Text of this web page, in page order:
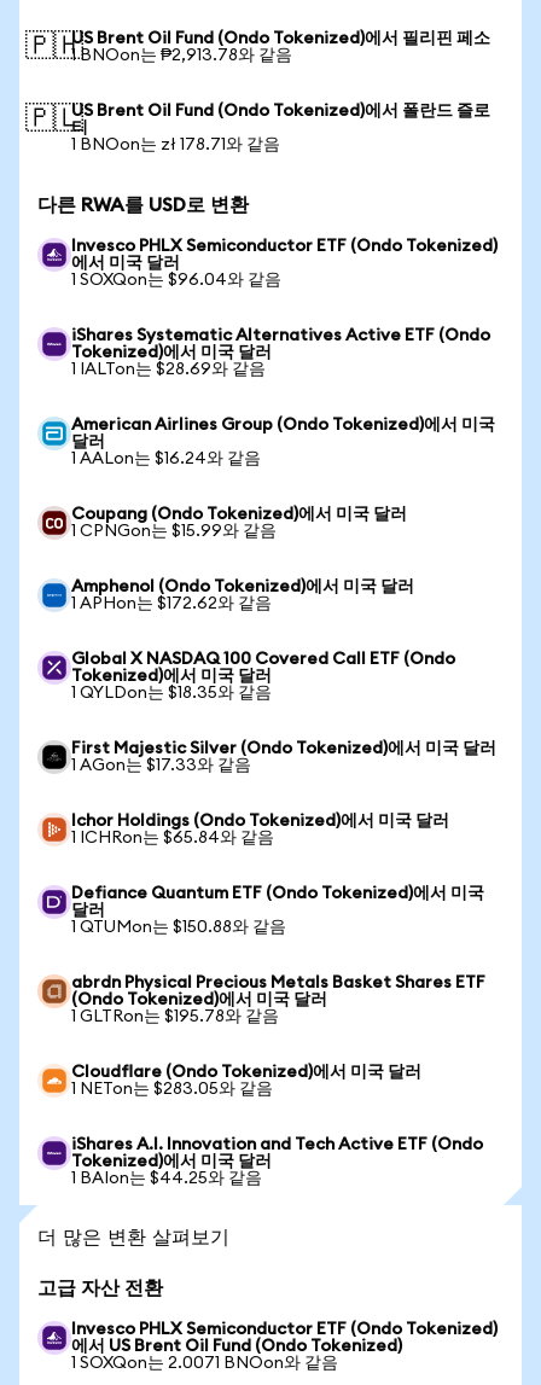
🇵🇭US Brent Oil Fund (Ondo Tokenized)에서 필리핀 페소
1 BNOon는 ₱2,913.78와 같음
🇵🇱US Brent Oil Fund (Ondo Tokenized)에서 폴란드 즐로
티
1 BNOon는 zł 178.71와 같음
다른 RWA를 USD로 변환
Invesco PHLX Semiconductor ETF (Ondo Tokenized)
에서 미국 달러
1 SOXQon는 $96.04와 같음
iShares Systematic Alternatives Active ETF (Ondo
Tokenized)에서 미국 달러
1 IALTon는 $28.69와 같음
American Airlines Group (Ondo Tokenized)에서 미국
달러
1 AALon는 $16.24와 같음
Coupang (Ondo Tokenized)에서 미국 달러
1 CPNGon는 $15.99와 같음
Amphenol (Ondo Tokenized)에서 미국 달러
1 APHon는 $172.62와 같음
Global X NASDAQ 100 Covered Call ETF (Ondo
Tokenized)에서 미국 달러
1 QYLDon는 $18.35와 같음
First Majestic Silver (Ondo Tokenized)에서 미국 달러
1 AGon는 $17.33와 같음
Ichor Holdings (Ondo Tokenized)에서 미국 달러
1 ICHRon는 $65.84와 같음
Defiance Quantum ETF (Ondo Tokenized)에서 미국
달러
1 QTUMon는 $150.88와 같음
abrdn Physical Precious Metals Basket Shares ETF
(Ondo Tokenized)에서 미국 달러
1 GLTRon는 $195.78와 같음
Cloudflare (Ondo Tokenized)에서 미국 달러
1 NETon는 $283.05와 같음
iShares A.I. Innovation and Tech Active ETF (Ondo
Tokenized)에서 미국 달러
1 BAIon는 $44.25와 같음
더 많은 변환 살펴보기
고급 자산 전환
Invesco PHLX Semiconductor ETF (Ondo Tokenized)
에서 US Brent Oil Fund (Ondo Tokenized)
1 SOXQon는 2.0071 BNOon와 같음